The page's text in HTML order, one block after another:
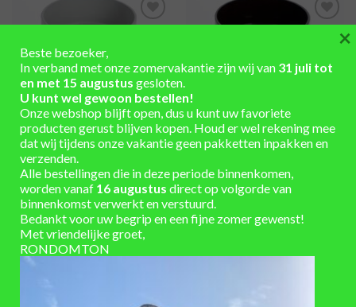
VERLANGLIJST
REGENTONNEN
Regentonvulautomaat diameter
50-60mm grijs
18,50
Regentonvulautomaat diameter
50 – 60 mm bruin
€18,50
Beste bezoeker,
In verband met onze zomervakantie zijn wij van 31 juli tot
en met 15 augustus gesloten.
U kunt wel gewoon bestellen!
Onze webshop blijft open, dus u kunt uw favoriete
producten gerust blijven kopen. Houd er wel rekening mee
dat wij tijdens onze vakantie geen pakketten inpakken en
verzenden.
Alle bestellingen die in deze periode binnenkomen,
worden vanaf 16 augustus direct op volgorde van
binnenkomst verwerkt en verstuurd.
Bedankt voor uw begrip en een fijne zomer gewenst!
Met vriendelijke groet,
RONDOMTON
×